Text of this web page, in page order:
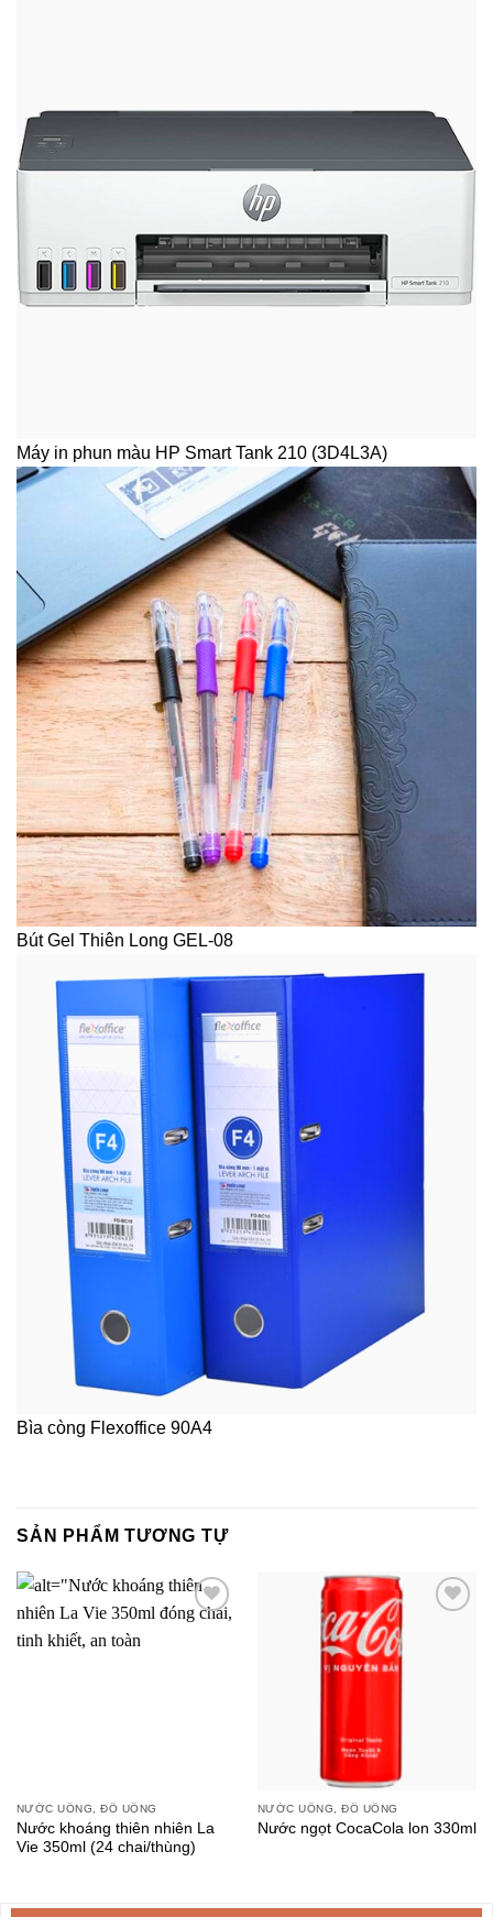
Máy in phun màu HP Smart Tank 210 (3D4L3A)
Bút Gel Thiên Long GEL-08
Bìa còng Flexoffice 90A4
SẢN PHẨM TƯƠNG TỰ
NƯỚC UỐNG, ĐỒ UỐNG
Nước khoáng thiên nhiên La
Vie 350ml (24 chai/thùng)
NƯỚC UỐNG, ĐỒ UỐNG
Nước ngọt CocaCola lon 330ml